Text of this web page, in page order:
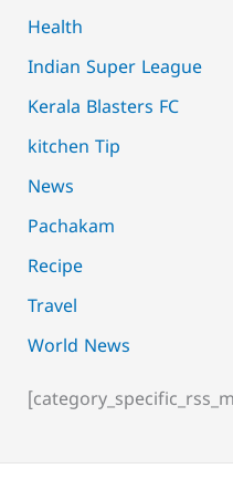
Health
Indian Super League
Kerala Blasters FC
kitchen Tip
News
Pachakam
Recipe
Travel
World News